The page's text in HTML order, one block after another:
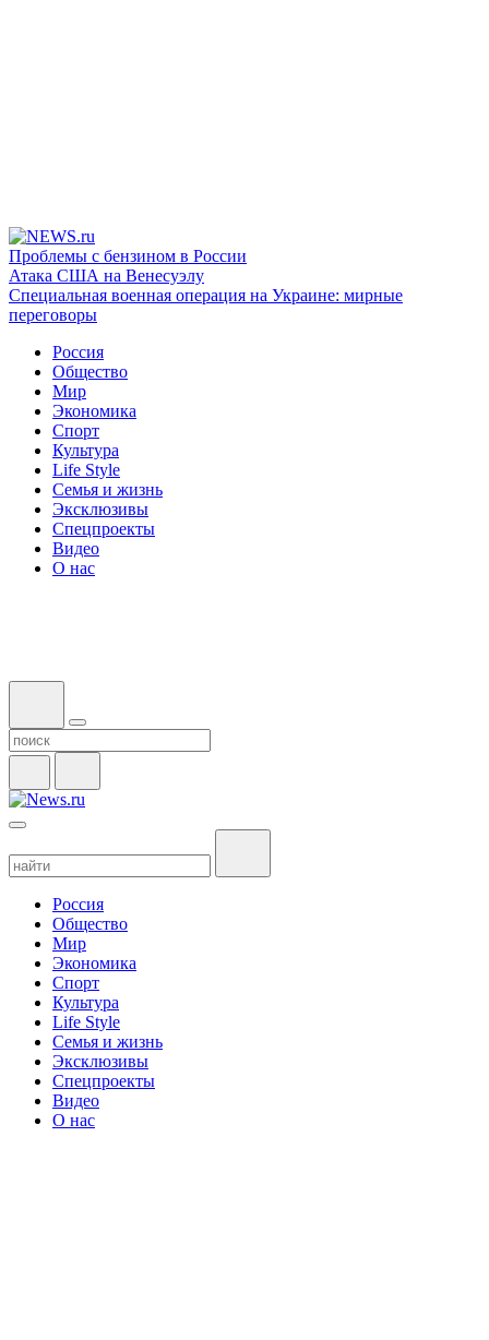
Проблемы с бензином в России
Атака США на Венесуэлу
Специальная военная операция на Украине: мирные
переговоры
Россия
Общество
Мир
Экономика
Спорт
Культура
Life Style
Семья и жизнь
Эксклюзивы
Спецпроекты
Видео
О нас
Россия
Общество
Мир
Экономика
Спорт
Культура
Life Style
Семья и жизнь
Эксклюзивы
Спецпроекты
Видео
О нас